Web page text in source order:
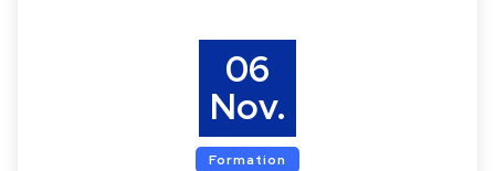
06
Nov.
Formation